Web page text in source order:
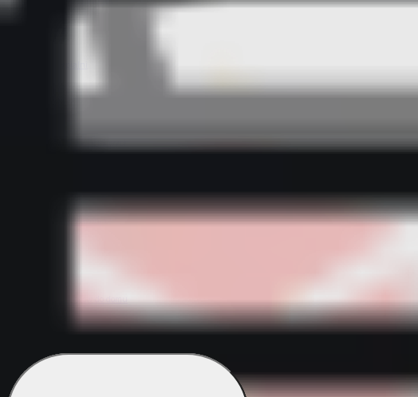
Bestsellery z tekstylii domowych
Bestsellery z wyposażenia kuchni
Bestsellery z ogrodu